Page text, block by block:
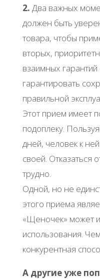
2. Два важных
должен быть
товара, чтобы
вторых,
взаимных
гарантировать
правильной
Этот прием имеет
подоплеку.
дней, человек к
своей. Отказаться
трудно.
Одной, но не
этого приема
«Щеночек» может
использования.
конкурентная
А другие уже